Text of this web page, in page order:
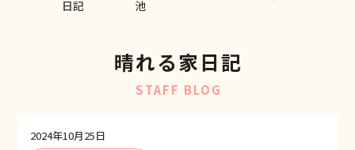
日記 池
晴れる家日記
STAFF BLOG
2024年10月25日